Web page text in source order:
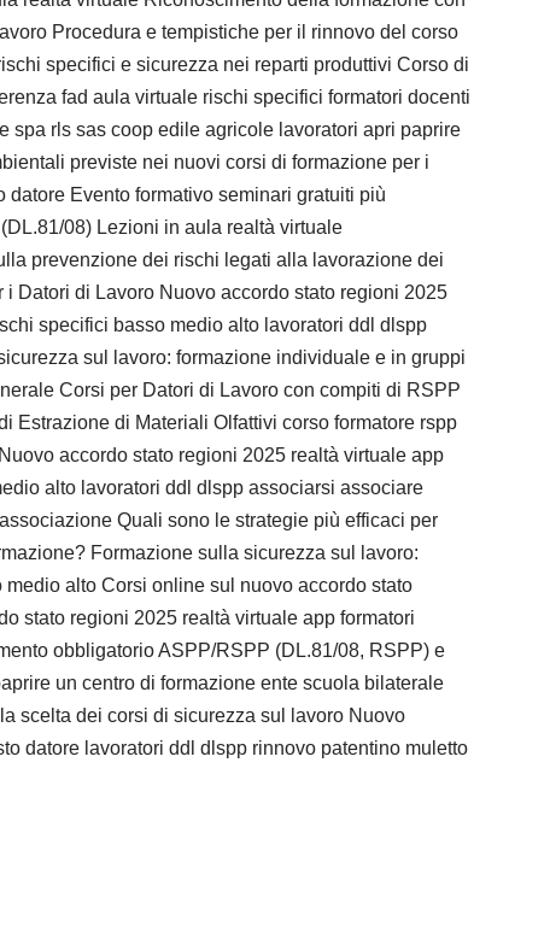
Procedura e tempistiche per il rinnovo del corso
specifici e sicurezza nei reparti produttivi Corso di
fad aula virtuale rischi specifici formatori docenti
spa rls sas coop edile agricole lavoratori apri paprire
previste nei nuovi corsi di formazione per i
Evento formativo seminari gratuiti più
08) Lezioni in aula realtà virtuale
prevenzione dei rischi legati alla lavorazione dei
Datori di Lavoro Nuovo accordo stato regioni 2025
specifici basso medio alto lavoratori ddl dlspp
sul lavoro: formazione individuale e in gruppi
Corsi per Datori di Lavoro con compiti di RSPP
Estrazione di Materiali Olfattivi corso formatore rspp
accordo stato regioni 2025 realtà virtuale app
alto lavoratori ddl dlspp associarsi associare
Quali sono le strategie più efficaci per
Formazione sulla sicurezza sul lavoro:
alto Corsi online sul nuovo accordo stato
stato regioni 2025 realtà virtuale app formatori
obbligatorio ASPP/RSPP (DL.81/08, RSPP) e
un centro di formazione ente scuola bilaterale
scelta dei corsi di sicurezza sul lavoro Nuovo
datore lavoratori ddl dlspp rinnovo patentino muletto